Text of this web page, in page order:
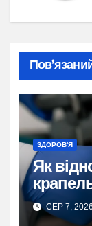
ЗДОРОВ'Я
Як
СЕР 7, 2026